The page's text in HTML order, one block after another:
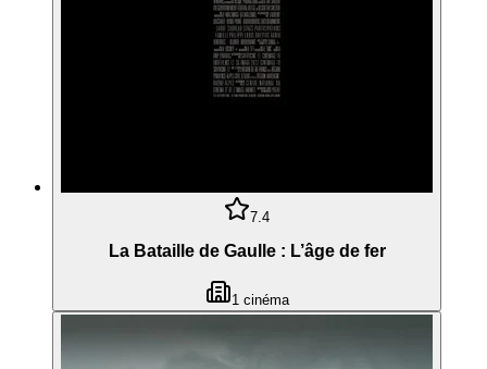
7.4
La Bataille de Gaulle : L’âge de fer
1 cinéma